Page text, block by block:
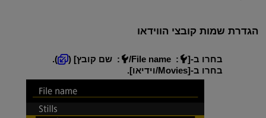
הגדרת שמות קובצי הווידאו
בחרו ב-[ :
File name/ : שם קובץ] (
).
בחרו ב-[Movies/וידיאו ].